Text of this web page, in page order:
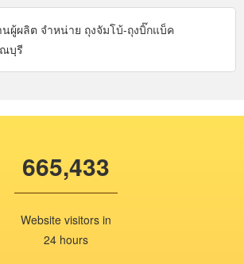
นผู้ผลิต จำหน่าย ถุงจัมโบ้-ถุงบิ๊กแบ็ค
บุรี
665,433
Website visitors in
24 hours